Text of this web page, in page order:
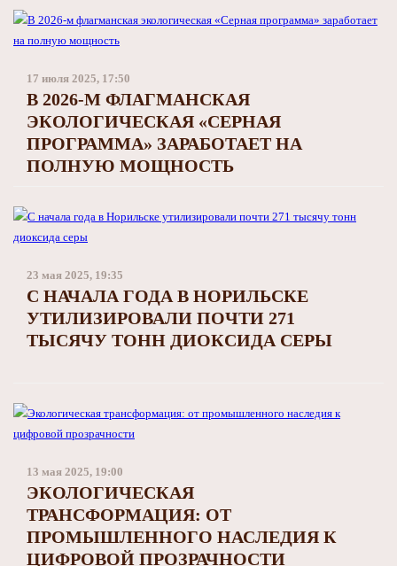
17 июля 2025, 17:50
В 2026-М ФЛАГМАНСКАЯ
ЭКОЛОГИЧЕСКАЯ «СЕРНАЯ
ПРОГРАММА» ЗАРАБОТАЕТ НА
ПОЛНУЮ МОЩНОСТЬ
23 мая 2025, 19:35
С НАЧАЛА ГОДА В НОРИЛЬСКЕ
УТИЛИЗИРОВАЛИ ПОЧТИ 271
ТЫСЯЧУ ТОНН ДИОКСИДА СЕРЫ
13 мая 2025, 19:00
ЭКОЛОГИЧЕСКАЯ
ТРАНСФОРМАЦИЯ: ОТ
ПРОМЫШЛЕННОГО НАСЛЕДИЯ К
ЦИФРОВОЙ ПРОЗРАЧНОСТИ